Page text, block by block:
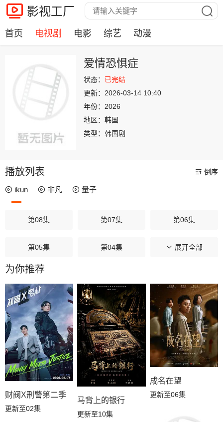
影视工厂
首页 电视剧 电影 综艺 动漫
爱情恐惧症
状态： 已完结
更新： 2026-03-14 10:40
年份： 2026
地区： 韩国
类型： 韩国剧
播放列表 倒序
ikun 非凡 量子
第08集 第07集 第06集
第05集 第04集 第03集
第02集
展开全部
为你推荐
财阀X刑警第二季
更新至02集
马背上的银行
更新至10集
成名在望
更新至06集